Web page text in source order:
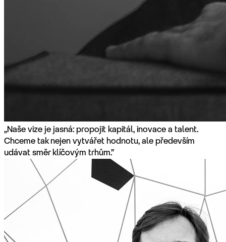
„Naše vize je jasná: propojit kapitál, inovace a talent.
Chceme tak nejen vytvářet hodnotu, ale především
udávat směr klíčovým trhům.”